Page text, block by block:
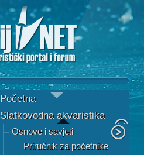
Početna
Slatkovodna akvaristika
Osnove i savjeti
Priručnik za početnike